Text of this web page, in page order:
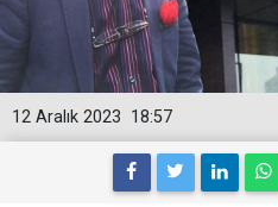
18:57
12 Aralık 2023